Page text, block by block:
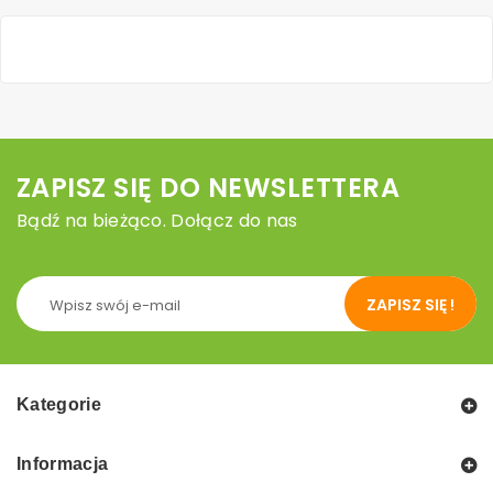
ZAPISZ SIĘ DO NEWSLETTERA
Bądź na bieżąco. Dołącz do nas
ZAPISZ SIĘ !
Kategorie
Informacja